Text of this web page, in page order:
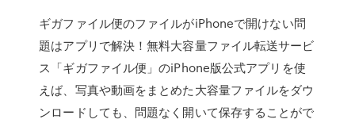
ギガファイル便のファイルがiPhoneで開けない問
題はアプリで解決！無料大容量ファイル転送サービ
ス「ギガファイル便」のiPhone版公式アプリを使
えば、写真や動画をまとめた大容量ファイルをダウ
ンロードしても、問題なく開いて保存することがで